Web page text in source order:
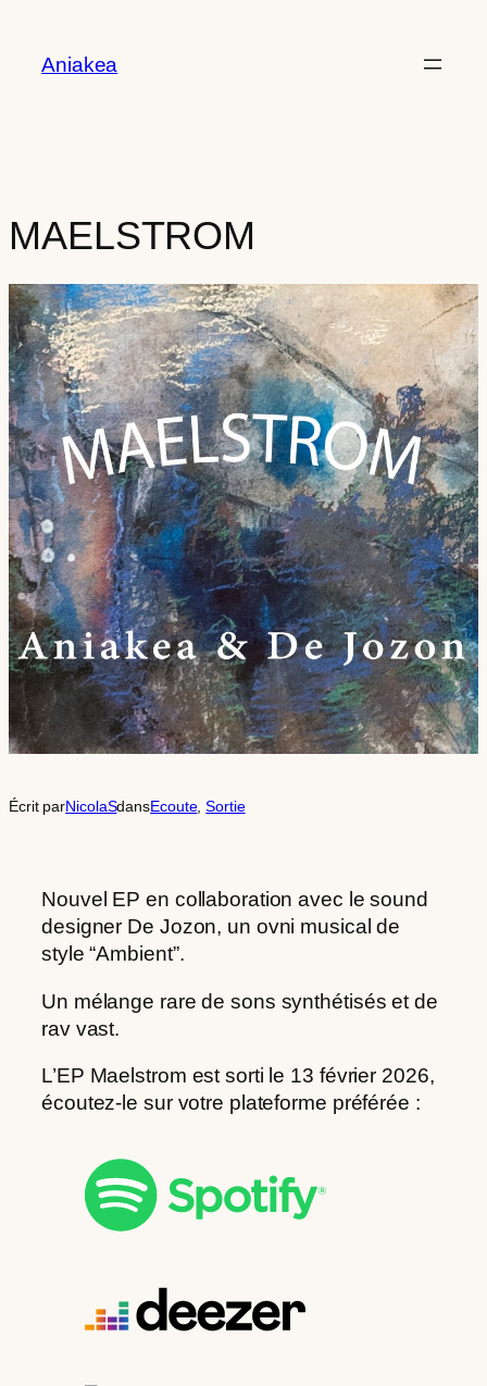
contenu
Aniakea
MAELSTROM
Écrit parNicolaSdansEcoute, Sortie
Nouvel EP en collaboration avec le sound
designer De Jozon, un ovni musical de
style “Ambient”.
Un mélange rare de sons synthétisés et de
rav vast.
L’EP Maelstrom est sorti le 13 février 2026,
écoutez-le sur votre plateforme préférée :